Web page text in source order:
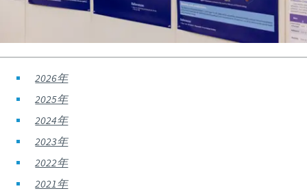
2026年
2025年
2024年
2023年
2022年
2021年